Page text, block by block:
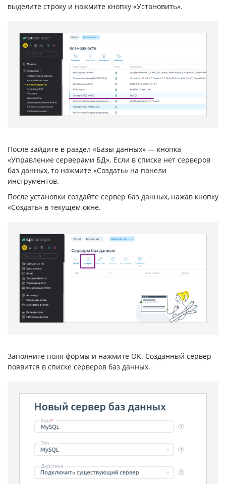
выделите строку и нажмите кнопку «Установить».
После зайдите в раздел «Базы данных» — кнопка
«Управление серверами БД». Если в списке нет серверов
баз данных, то нажмите «Создать» на панели
инструментов.
После установки создайте сервер баз данных, нажав кнопку
«Создать» в текущем окне.
Заполните поля формы и нажмите ОК. Созданный сервер
появится в списке серверов баз данных.